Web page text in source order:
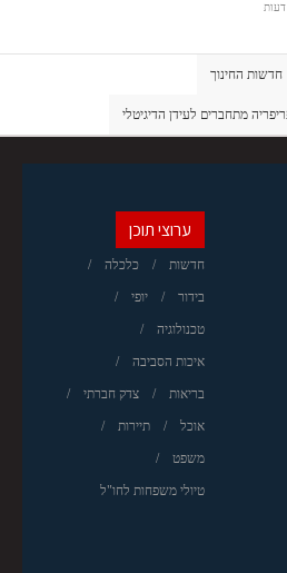
דעות
חדשות החינוך
ערוצי תוכן
חדשות כלכלה
בידור יופי
טכנולוגיה
איכות הסביבה
בריאות צדק חברתי
אוכל תיירות
משפט
טיולי משפחות לחו"ל